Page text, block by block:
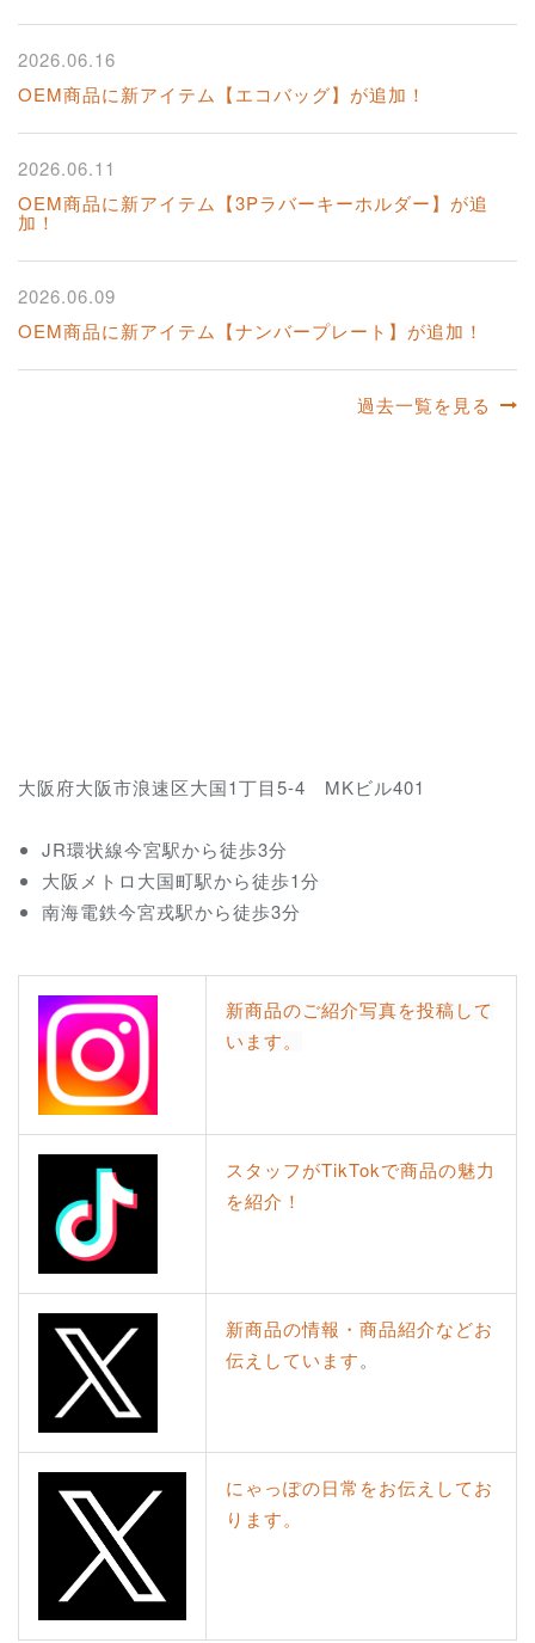
2026.06.16
OEM商品に新アイテム【エコバッグ】が追加！
2026.06.11
OEM商品に新アイテム【3Pラバーキーホルダー】が追
加！
2026.06.09
OEM商品に新アイテム【ナンバープレート】が追加！
過去一覧を見る
大阪府大阪市浪速区大国1丁目5-4 MKビル401
JR環状線今宮駅から徒歩3分
大阪メトロ大国町駅から徒歩1分
南海電鉄今宮戎駅から徒歩3分
新商品のご紹介写真を投稿して
います。
スタッフがTikTokで商品の魅力
を紹介！
新商品の情報・商品紹介などお
伝えしています。
にゃっぽの日常をお伝えしてお
ります。